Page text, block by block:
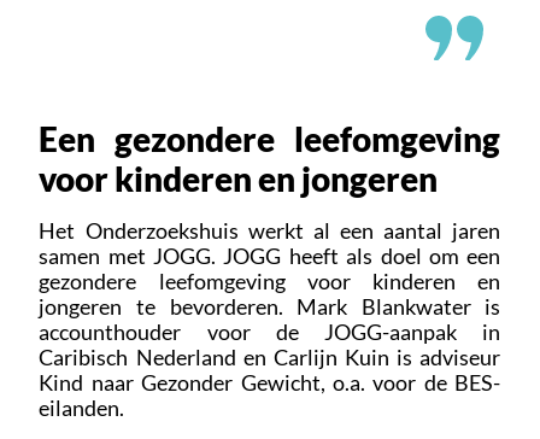
Een gezondere leefomgeving
voor kinderen en jongeren
Het Onderzoekshuis werkt al een aantal jaren
samen met JOGG. JOGG heeft als doel om een
gezondere leefomgeving voor kinderen en
jongeren te bevorderen. Mark Blankwater is
accounthouder voor de JOGG-aanpak in
Caribisch Nederland en Carlijn Kuin is adviseur
Kind naar Gezonder Gewicht, o.a. voor de BES-
eilanden.